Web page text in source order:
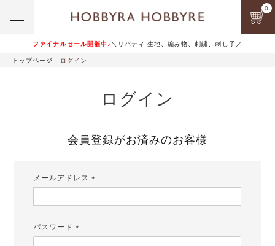
ファイナルセール開催中♪ ＼リバティ 生地、編み物、刺繍、刺し子／
0
トップページ ログイン
ログイン
会員登録がお済みのお客様
メールアドレス
パスワード